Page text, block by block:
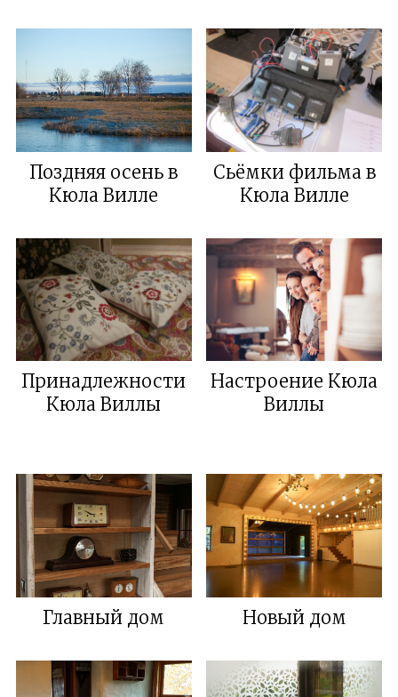
Поздняя осень в
Кюла Виллe
Сьёмки фильма в
Кюла Вилле
Принадлежности
Кюла Виллы
Настроение Кюла
Виллы
Главный дом Новый дом